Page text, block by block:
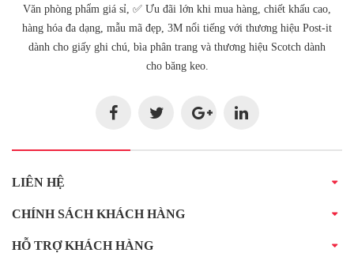
Văn phòng phẩm giá sỉ, ✅ Ưu đãi lớn khi mua hàng, chiết khấu cao,
hàng hóa đa dạng, mẫu mã đẹp, 3M nổi tiếng với thương hiệu Post-it
dành cho giấy ghi chú, bìa phân trang và thương hiệu Scotch dành
cho băng keo.
LIÊN HỆ
CHÍNH SÁCH KHÁCH HÀNG
HỖ TRỢ KHÁCH HÀNG